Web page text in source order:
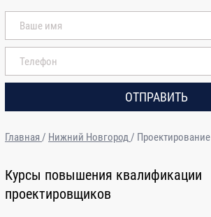
ОТПРАВИТЬ
Главная / Нижний Новгород/ Проектирование
Курсы повышения квалификации
проектировщиков